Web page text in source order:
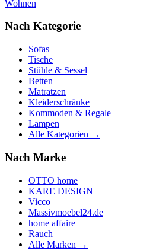
Wohnen
Nach Kategorie
Sofas
Tische
Stühle & Sessel
Betten
Matratzen
Kleiderschränke
Kommoden & Regale
Lampen
Alle Kategorien →
Nach Marke
OTTO home
KARE DESIGN
Vicco
Massivmoebel24.de
home affaire
Rauch
Alle Marken →